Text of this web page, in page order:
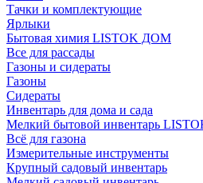
Тачки и комплектующие
Ярлыки
Бытовая химия LISTOK ДОМ
Все для рассады
Газоны и сидераты
Газоны
Сидераты
Инвентарь для дома и сада
Мелкий бытовой инвентарь
Всё для газона
Измерительные инструменты
Крупный садовый инвентарь